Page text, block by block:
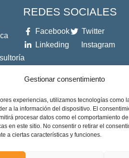
Gestionar consentimiento
experiencias, utilizamos tecnologías como
a la información del dispositivo. El
procesar datos como el comportamiento
en este sitio. No consentir o retirar el
a ciertas características y funciones.
REDES SOCIALES
Facebook
Twitter
Linkeding
Instagram